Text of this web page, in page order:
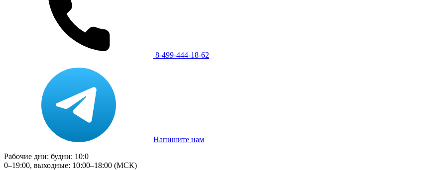
8-499-444-18-62
Напишите нам
Рабочие дни: будни: 10:0
0–19:00, выходные: 10:00–18:00 (МСК)